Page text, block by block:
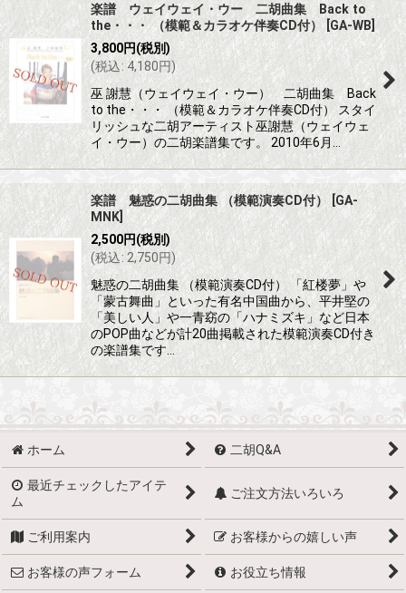
楽譜 ウェイウェイ・ウー 二胡曲集 Back to
the・・・ （模範＆カラオケ伴奏CD付） [GA-WB ]
3,800円(税別)
(税込: 4,180円)
巫 謝慧（ウェイウェイ・ウー） 二胡曲集 Back
to the・・・ （模範＆カラオケ伴奏CD付） スタイ
リッシュな二胡アーティスト巫謝慧（ウェイウェ
イ・ウー）の二胡楽譜集です。 2010年6月…
楽譜 魅惑の二胡曲集 （模範演奏CD付） [ GA-
MNK
2,500円(税別)
(税込: 2,750円)
魅惑の二胡曲集 （模範演奏CD付） 「紅楼夢」や
「蒙古舞曲」といった有名中国曲から、平井堅の
「美しい人」や一青窈の「ハナミズキ」など日本
のPOP曲などが計20曲掲載された模範演奏CD付き
の楽譜集です…
ホーム 二胡Q&A
最近チェックしたアイテ
ム
ご注文方法いろいろ
ご利用案内 お客様からの嬉しい声
お客様の声フォーム お役立ち情報